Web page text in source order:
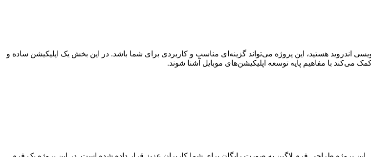
نویسی اندروید هستید، این پروژه می‌تواند گزینه‌ای مناسب و کاربردی برای شما باشد. در این بخش یک اپلیکیشن ساده و
می‌کند با مفاهیم پایه توسعه اپلیکیشن‌های موبایل آشنا شوند.